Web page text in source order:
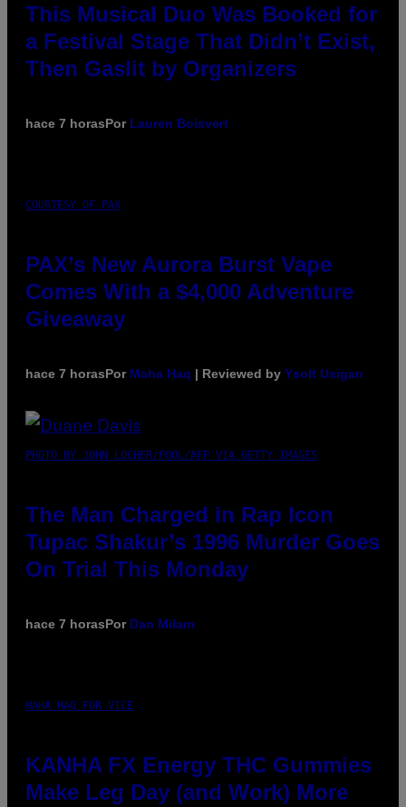
This Musical Duo Was Booked for
a Festival Stage That Didn’t Exist,
Then Gaslit by Organizers
hace 7 horasPor Lauren Boisvert
COURTESY OF PAX
PAX’s New Aurora Burst Vape
Comes With a $4,000 Adventure
Giveaway
hace 7 horasPor Maha Haq | Reviewed by Ysolt Usigan
PHOTO BY JOHN LOCHER/POOL/AFP VIA GETTY IMAGES
The Man Charged in Rap Icon
Tupac Shakur’s 1996 Murder Goes
On Trial This Monday
hace 7 horasPor Dan Milam
MAHA HAQ FOR VICE
KANHA FX Energy THC Gummies
Make Leg Day (and Work) More